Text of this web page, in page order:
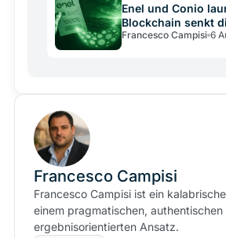
Enel und Conio
Blockchain senkt
Stromrechnung
Francesco Campisi 6
Francesco Campisi
Francesco Campisi ist ein
einem pragmatischen, authentischen
ergebnisorientierten Ansatz.